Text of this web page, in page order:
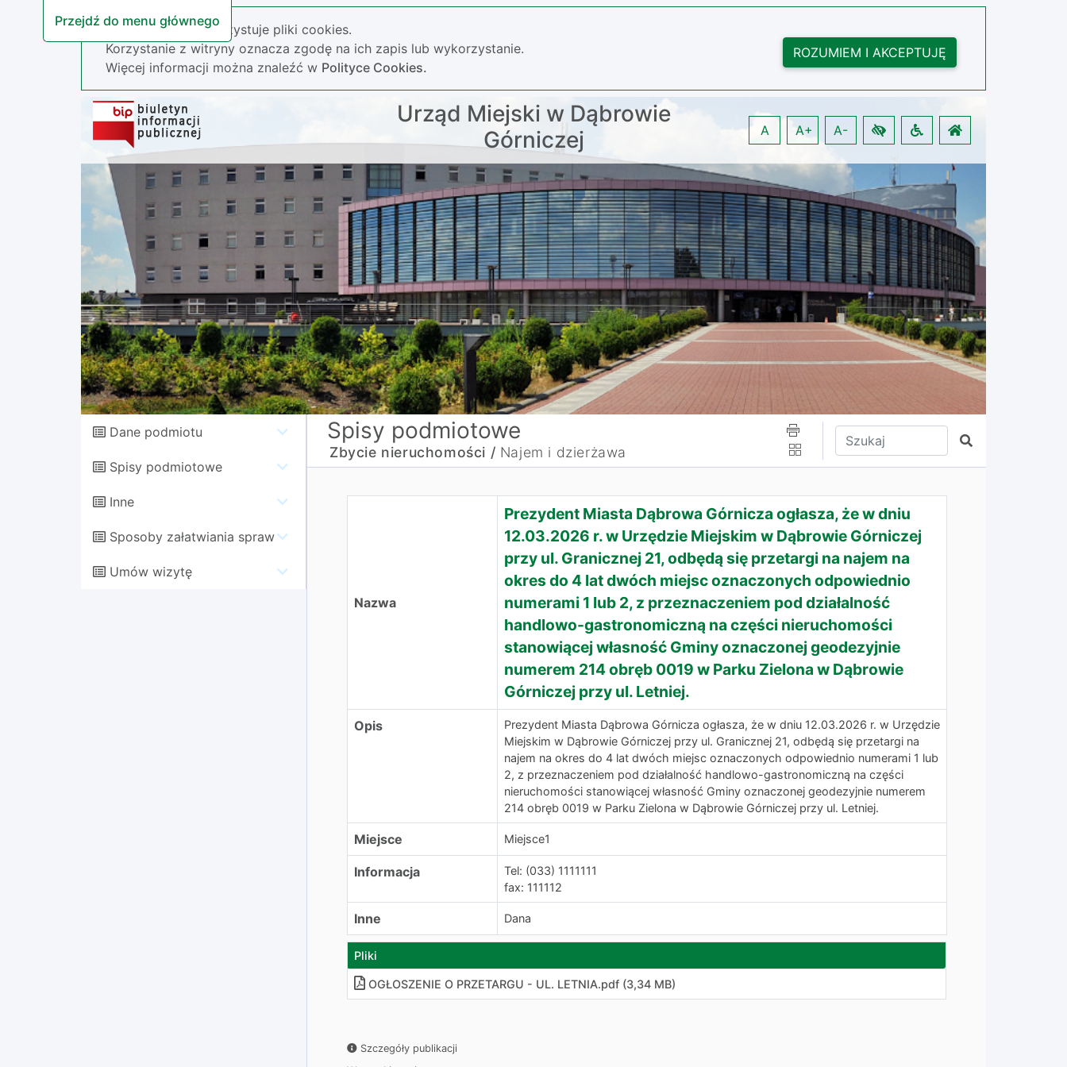
Przejdź do menu głównego
Nasza strona wykorzystuje pliki cookies.
Korzystanie z witryny oznacza zgodę na ich zapis lub wykorzystanie.
Więcej informacji można znaleźć w Polityce Cookies.
ROZUMIEM I AKCEPTUJĘ
Urząd Miejski w Dąbrowie
Górniczej
A A+ A-
Dane podmiotu
Spisy podmiotowe
Inne
Sposoby załatwiania spraw
Umów wizytę
Spisy podmiotowe
Zbycie nieruchomości / Najem i dzierżawa
Wpisz tekst do wyszukania
Szukaj
Nazwa
Prezydent Miasta Dąbrowa Górnicza ogłasza, że w dniu
12.03.2026 r. w Urzędzie Miejskim w Dąbrowie Górniczej
przy ul. Granicznej 21, odbędą się przetargi na najem na
okres do 4 lat dwóch miejsc oznaczonych odpowiednio
numerami 1 lub 2, z przeznaczeniem pod działalność
handlowo-gastronomiczną na części nieruchomości
stanowiącej własność Gminy oznaczonej geodezyjnie
numerem 214 obręb 0019 w Parku Zielona w Dąbrowie
Górniczej przy ul. Letniej.
Opis
Prezydent Miasta Dąbrowa Górnicza ogłasza, że w dniu 12.03.2026 r. w Urzędzie
Miejskim w Dąbrowie Górniczej przy ul. Granicznej 21, odbędą się przetargi na
najem na okres do 4 lat dwóch miejsc oznaczonych odpowiednio numerami 1 lub
2, z przeznaczeniem pod działalność handlowo-gastronomiczną na części
nieruchomości stanowiącej własność Gminy oznaczonej geodezyjnie numerem
214 obręb 0019 w Parku Zielona w Dąbrowie Górniczej przy ul. Letniej.
Miejsce Miejsce1
Informacja
Tel: (033) 1111111
fax: 111112
Inne Dana
Pliki
OGŁOSZENIE O PRZETARGU - UL. LETNIA.pdf (3,34 MB)
Szczegóły publikacji